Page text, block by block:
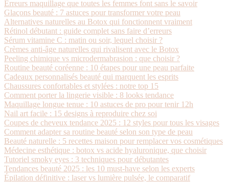
Erreurs maquillage que toutes les femmes font sans le savoir
Glaçons beauté : 7 astuces pour transformer votre peau
Alternatives naturelles au Botox qui fonctionnent vraiment
Rétinol débutant : guide complet sans faire d’erreurs
Sérum vitamine C : matin ou soir, lequel choisir ?
Crèmes anti-âge naturelles qui rivalisent avec le Botox
Peeling chimique vs microdermabrasion : que choisir ?
Routine beauté coréenne : 10 étapes pour une peau parfaite
Cadeaux personnalisés beauté qui marquent les esprits
Chaussures confortables et stylées : notre top 15
Comment porter la lingerie visible : 8 looks tendance
Maquillage longue tenue : 10 astuces de pro pour tenir 12h
Nail art facile : 15 designs à reproduire chez soi
Coupes de cheveux tendance 2025 : 12 styles pour tous les visages
Comment adapter sa routine beauté selon son type de peau
Beauté naturelle : 5 recettes maison pour remplacer vos cosmétiques
Médecine esthétique : botox vs acide hyaluronique, que choisir
Tutoriel smoky eyes : 3 techniques pour débutantes
Tendances beauté 2025 : les 10 must-have selon les experts
Épilation définitive : laser vs lumière pulsée, le comparatif